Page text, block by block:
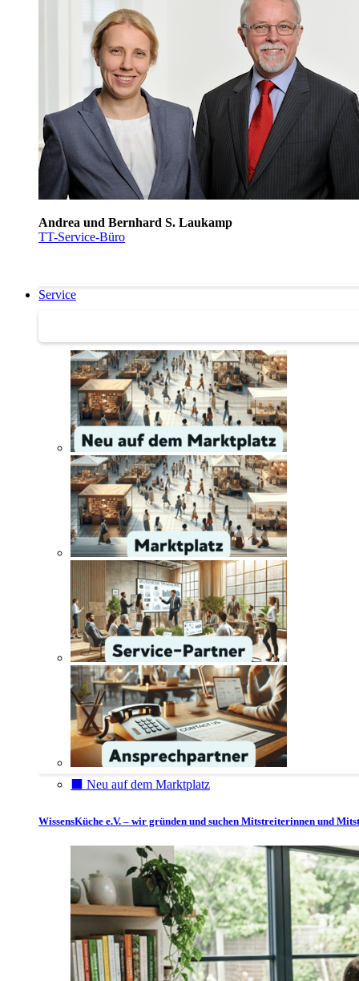
Andrea und Bernhard S. Laukamp
TT-Service-Büro
Service
⬛️ Neu auf dem Marktplatz
WissensKüche e.V. – wir gründen und suchen Mitstreiterinnen und